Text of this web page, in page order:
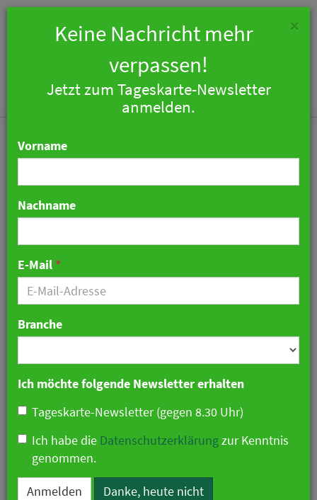
Neues Terrassenkonzept
im 25hours Hotel Zürich
Langstrasse
×
Keine Nachricht mehr
verpassen!
Jetzt zum Tageskarte-Newsletter
anmelden.
Vorname
Nachname
E-Mail *
Branche
Ich möchte folgende Newsletter erhalten
Tageskarte-Newsletter (gegen 8.30 Uhr)
Ich habe die Datenschutzerklärungzur Kenntnis
genommen.
Anmelden Danke, heute nicht